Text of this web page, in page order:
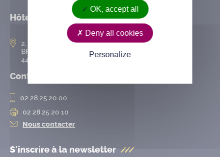
Hôtel de ville
2, rue de l’Hôtel-de-Ville
BP 50167
44802 Saint-Herblain cedex
Contact
02 28 25 20 00
02 28 25 20 10
Nous contacter
S'inscrire à la newsletter
OK, accept all
Deny all cookies
Personalize